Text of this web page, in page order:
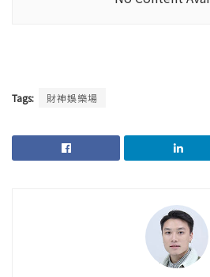
Tags: 財神娛樂場